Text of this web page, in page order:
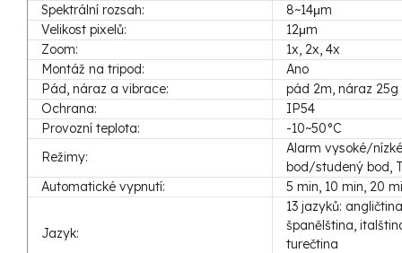
Spektrální rozsah:
8~14μm
Velikost pixelů:
12μm
Zoom:
1x, 2x, 4x
Montáž na tripod:
Ano
Pád, náraz a vibrace:
pád 2m, náraz
Ochrana:
IP54
Provozní teplota:
-10~50°C
Režimy:
Alarm vysoké/
bod/studený bod,
Automatické vypnutí:
5 min, 10 min, 20
Jazyk:
13 jazyků:
španělština,
turečtina